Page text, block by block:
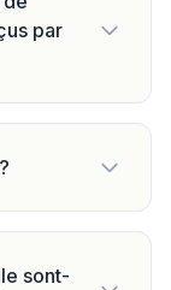
par
sont-